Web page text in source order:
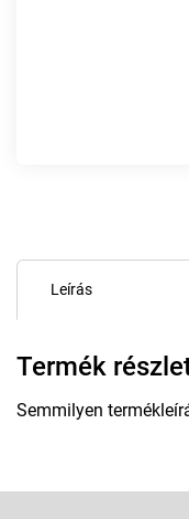
Leírás
Termék
Semmilyen